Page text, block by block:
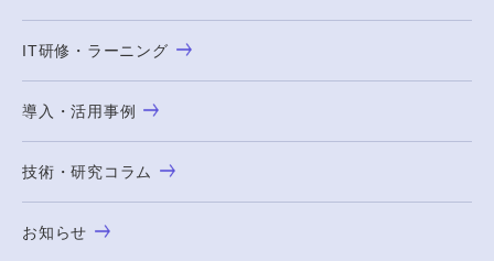
IT研修・ラーニング
導入・活用事例
技術・研究コラム
お知らせ